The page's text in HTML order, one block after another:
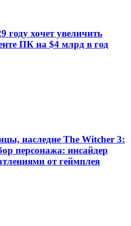
году хочет увеличить
ПК на $4 млрд в год
наследие The Witcher 3:
персонажа: инсайдер
от геймплея